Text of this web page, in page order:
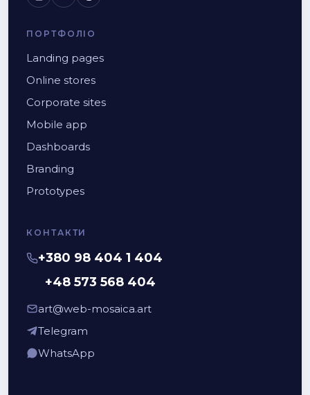
ПОРТФОЛІО
Landing pages
Online stores
Corporate sites
Mobile app
Dashboards
Branding
Prototypes
КОНТАКТИ
+380 98 404 1 404
+48 573 568 404
art@web-mosaica.art
Telegram
WhatsApp